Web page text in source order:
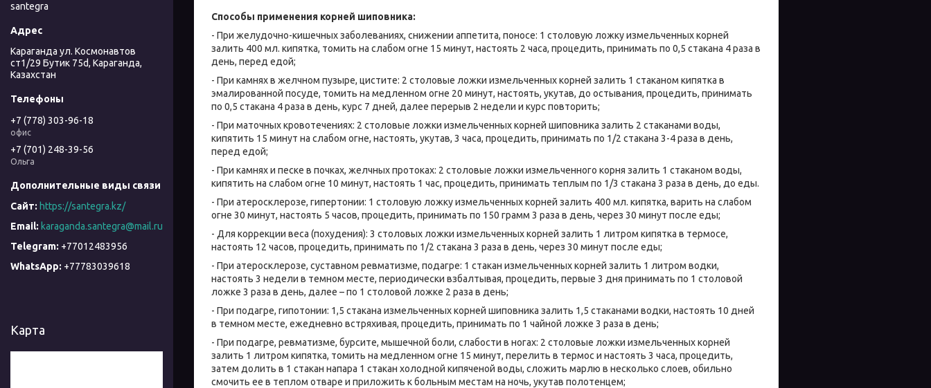
Способы применения корней шиповника:
- При желудочно-кишечных заболеваниях, снижении аппетита, поносе: 1 столовую ложку измельченных корней
залить 400 мл. кипятка, томить на слабом огне 15 минут, настоять 2 часа, процедить, принимать по 0,5 стакана 4 раза в
день, перед едой;
- При камнях в желчном пузыре, цистите: 2 столовые ложки измельченных корней залить 1 стаканом кипятка в
эмалированной посуде, томить на медленном огне 20 минут, настоять, укутав, до остывания, процедить, принимать
по 0,5 стакана 4 раза в день, курс 7 дней, далее перерыв 2 недели и курс повторить;
- При маточных кровотечениях: 2 столовые ложки измельченных корней шиповника залить 2 стаканами воды,
кипятить 15 минут на слабом огне, настоять, укутав, 3 часа, процедить, принимать по 1/2 стакана 3-4 раза в день,
перед едой;
- При камнях и песке в почках, желчных протоках: 2 столовые ложки измельченного корня залить 1 стаканом воды,
кипятить на слабом огне 10 минут, настоять 1 час, процедить, принимать теплым по 1/3 стакана 3 раза в день, до еды.
- При атеросклерозе, гипертонии: 1 столовую ложку измельченных корней залить 400 мл. кипятка, варить на слабом
огне 30 минут, настоять 5 часов, процедить, принимать по 150 грамм 3 раза в день, через 30 минут после еды;
- Для коррекции веса (похудения): 3 столовых ложки измельченных корней залить 1 литром кипятка в термосе,
настоять 12 часов, процедить, принимать по 1/2 стакана 3 раза в день, через 30 минут после еды;
- При атеросклерозе, суставном ревматизме, подагре: 1 стакан измельченных корней залить 1 литром водки,
настоять 3 недели в темном месте, периодически взбалтывая, процедить, первые 3 дня принимать по 1 столовой
ложке 3 раза в день, далее – по 1 столовой ложке 2 раза в день;
- При подагре, гипотонии: 1,5 стакана измельченных корней шиповника залить 1,5 стаканами водки, настоять 10 дней
в темном месте, ежедневно встряхивая, процедить, принимать по 1 чайной ложке 3 раза в день;
- При подагре, ревматизме, бурсите, мышечной боли, слабости в ногах: 2 столовые ложки измельченных корней
залить 1 литром кипятка, томить на медленном огне 15 минут, перелить в термос и настоять 3 часа, процедить,
затем долить в 1 стакан напара 1 стакан холодной кипяченой воды, сложить марлю в несколько слоев, обильно
смочить ее в теплом отваре и приложить к больным местам на ночь, укутав полотенцем;
santegra
Караганда ул. Космонавтов
ст1/29 Бутик 75d, Караганда,
Казахстан
+7 (778) 303-96-18
офис
+7 (701) 248-39-56
Ольга
https://santegra.kz/
karaganda.santegra@mail.ru
+77012483956
+77783039618
Карта